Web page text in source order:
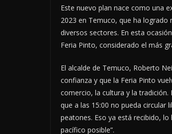
Este nuevo plan nace como una
2023 en Temuco, que ha logrado
diversos sectores. En esta
Feria Pinto, considerado el más
El alcalde de Temuco, Roberto
confianza y que la Feria Pinto
comercio, la cultura y la tradición.
que a las 15:00 no pueda circular
peatones. Eso ya está recibido,
pacífico posible”.